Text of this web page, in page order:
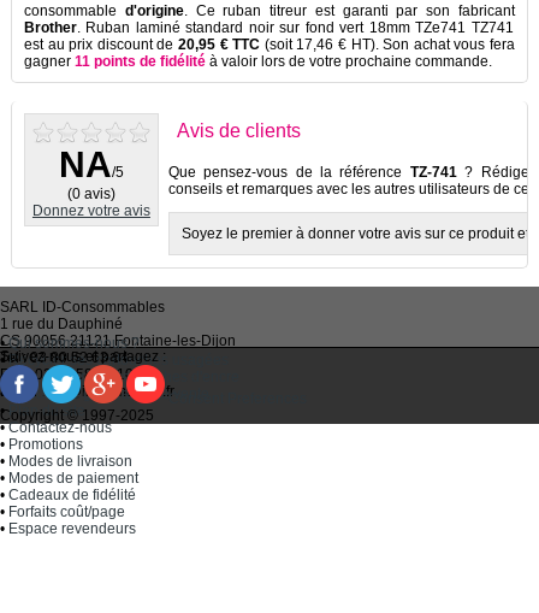
consommable d'origine. Ce ruban titreur est garanti par son fabricant
Brother. Ruban laminé standard noir sur fond vert 18mm TZe741 TZ741
est au prix discount de 20,95 € TTC (soit 17,46 € HT). Son achat vous fera
gagner 11 points de fidélitéà valoir lors de votre prochaine commande.
Avis de clients
NA/5
(0 avis)
Donnez votre avis
Que pensez-vous de la référence TZ-741 ?
conseils et remarques avec les autres utilisateurs de ce
Soyez le premier à donner votre avis sur ce produit et
SARL ID-Consommables
1 rue du Dauphiné
CS 90056 21121Fontaine-les-Dijon
Tel :03 80 52 63 64
Fax :03 80 58 81 10
Email : idc@imprimantes.fr
•Qui sommes-nous ?
•Recycler ses cartouches usagées
• Bien choisir ses cartouches d'encre
•
Conditions générales de vente
•Plan du site
•Contactez-nous
• Promotions
• Modes de livraison
• Modes de paiement
• Cadeaux de fidélité
• Forfaits coût/page
• Espace revendeurs
Suivez-nous et partagez :
Consent Preferences
Copyright © 1997-2025